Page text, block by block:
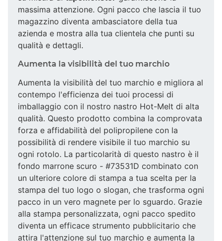
massima attenzione. Ogni pacco che lascia il tuo
magazzino diventa ambasciatore della tua
azienda e mostra alla tua clientela che punti su
qualità e dettagli.
Aumenta la visibilità del tuo marchio
Aumenta la visibilità del tuo marchio e migliora al
contempo l'efficienza dei tuoi processi di
imballaggio con il nostro nastro Hot-Melt di alta
qualità. Questo prodotto combina la comprovata
forza e affidabilità del polipropilene con la
possibilità di rendere visibile il tuo marchio su
ogni rotolo. La particolarità di questo nastro è il
fondo marrone scuro - #73531D combinato con
un ulteriore colore di stampa a tua scelta per la
stampa del tuo logo o slogan, che trasforma ogni
pacco in un vero magnete per lo sguardo. Grazie
alla stampa personalizzata, ogni pacco spedito
diventa un efficace strumento pubblicitario che
attira l'attenzione sul tuo marchio e aumenta la